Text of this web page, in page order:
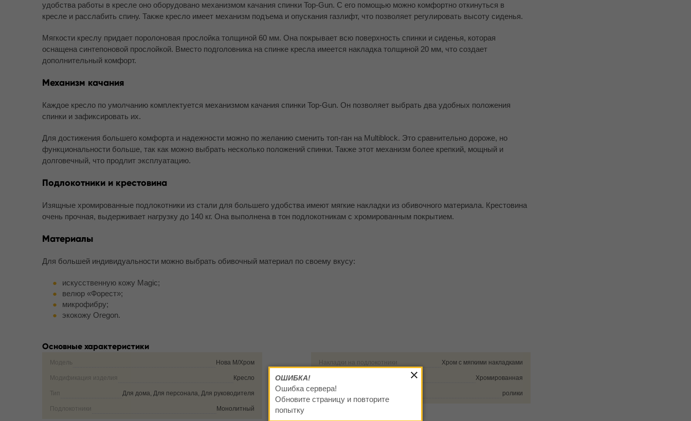
удобства работы в кресле оно оборудовано механизмом качания спинки Top-Gun. С его помощью можно комфортно откинуться в
кресле и расслабить спину. Также кресло имеет механизм подъема и опускания газлифт, что позволяет регулировать высоту сиденья.
Мягкости креслу придает поролоновая прослойка толщиной 60 мм. Она покрывает всю поверхность спинки и сиденья, которая
оснащена синтепоновой прослойкой. Вместо подголовника на спинке кресла имеется накладка толщиной 20 мм, что создает
дополнительный комфорт.
Механизм качания
Каждое кресло по умолчанию комплектуется механизмом качания спинки Top-Gun. Он позволяет выбрать два удобных положения
спинки и зафиксировать их.
Для достижения большего комфорта и надежности можно по желанию сменить топ-ган на Multiblock. Это сравнительно дороже, но
функциональности больше, так как можно выбрать несколько положений спинки. Также этот механизм более крепкий, мощный и
долговечный, что продлит эксплуатацию.
Подлокотники и крестовина
Изящные хромированные подлокотники из стали для большего удобства имеют мягкие накладки из обивочного материала. Крестовина
очень прочная, выдерживает нагрузку до 140 кг. Она выполнена в тон подлокотникам с хромированным покрытием.
Материалы
Для большей индивидуальности можно выбрать обивочный материал по своему вкусу:
искусственную кожу Magic;
велюр «Форест»;
микрофибру;
экокожу Oregon.
Основные характеристики
Модель Нова M/Хром
Модификация изделия Кресло
Тип Для дома, Для персонала, Для руководителя
Подлокотники Монолитный
Накладки на подлокотники Хром с мягкими накладками
Хромированная
Тип опор ролики
ОШИБКА!
Ошибка сервера!
Обновите страницу и повторите
попытку